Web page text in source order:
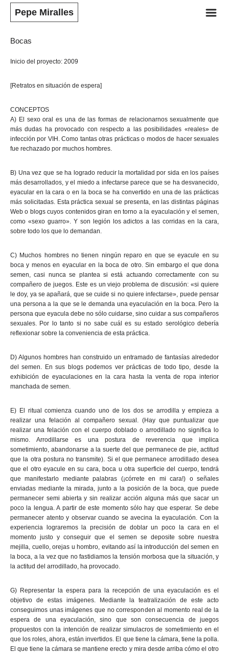
Pepe Miralles m
Bocas
Inicio del proyecto: 2009
[Retratos en situación de espera]
CONCEPTOS
A) El sexo oral es una de las formas de relacionarnos sexualmente que
más dudas ha provocado con respecto a las posibilidades «reales» de
infección por VIH. Como tantas otras prácticas o modos de hacer sexuales
fue rechazado por muchos hombres.
B) Una vez que se ha logrado reducir la mortalidad por sida en los países
más desarrollados, y el miedo a infectarse parece que se ha desvanecido,
eyacular en la cara o en la boca se ha convertido en una de las prácticas
más solicitadas. Esta práctica sexual se presenta, en las distintas páginas
Web o blogs cuyos contenidos giran en torno a la eyaculación y el semen,
como «sexo guarro». Y son legión los adictos a las corridas en la cara,
sobre todo los que lo demandan.
C) Muchos hombres no tienen ningún reparo en que se eyacule en su
boca y menos en eyacular en la boca de otro. Sin embargo el que dona
semen, casi nunca se plantea si está actuando correctamente con su
compañero de juegos. Este es un viejo problema de discusión: «si quiere
le doy, ya se apañará, que se cuide si no quiere infectarse», puede pensar
una persona a la que se le demanda una eyaculación en la boca. Pero la
persona que eyacula debe no sólo cuidarse, sino cuidar a sus compañeros
sexuales. Por lo tanto si no sabe cuál es su estado serológico debería
reflexionar sobre la conveniencia de esta práctica.
D) Algunos hombres han construido un entramado de fantasías alrededor
del semen. En sus blogs podemos ver prácticas de todo tipo, desde la
exhibición de eyaculaciones en la cara hasta la venta de ropa interior
manchada de semen.
E) El ritual comienza cuando uno de los dos se arrodilla y empieza a
realizar una felación al compañero sexual. (Hay que puntualizar que
realizar una felación con el cuerpo doblado o arrodillado no significa lo
mismo. Arrodillarse es una postura de reverencia que implica
sometimiento, abandonarse a la suerte del que permanece de pie, actitud
que la otra postura no transmite). Si el que permanece arrodillado desea
que el otro eyacule en su cara, boca u otra superficie del cuerpo, tendrá
que manifestarlo mediante palabras (¡córrete en mi cara!) o señales
enviadas mediante la mirada, junto a la posición de la boca, que puede
permanecer semi abierta y sin realizar acción alguna más que sacar un
poco la lengua. A partir de este momento sólo hay que esperar. Se debe
permanecer atento y observar cuando se avecina la eyaculación. Con la
experiencia lograremos la precisión de doblar un poco la cara en el
momento justo y conseguir que el semen se deposite sobre nuestra
mejilla, cuello, orejas u hombro, evitando así la introducción del semen en
la boca, a la vez que no fastidiamos la tensión morbosa que la situación, y
la actitud del arrodillado, ha provocado.
G) Representar la espera para la recepción de una eyaculación es el
objetivo de estas imágenes. Mediante la teatralización de este acto
conseguimos unas imágenes que no corresponden al momento real de la
espera de una eyaculación, sino que son consecuencia de juegos
propuestos con la intención de realizar simulacros de sometimiento en el
que los roles, ahora, están invertidos. El que tiene la cámara, tiene la polla.
El que tiene la cámara se mantiene erecto y mira desde arriba cómo el otro